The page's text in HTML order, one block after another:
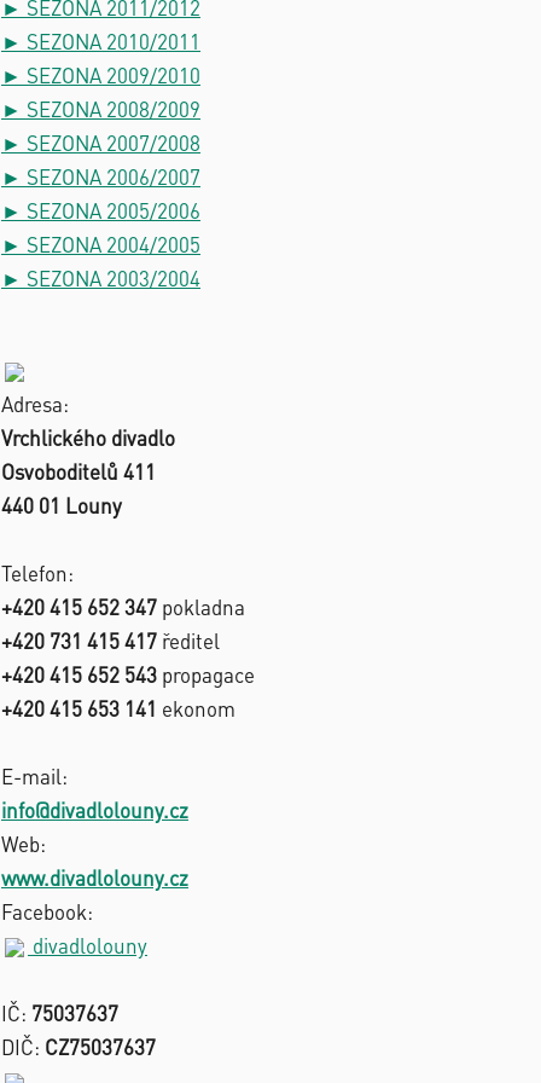
► SEZONA 2011/2012
► SEZONA 2010/2011
► SEZONA 2009/2010
► SEZONA 2008/2009
► SEZONA 2007/2008
► SEZONA 2006/2007
► SEZONA 2005/2006
► SEZONA 2004/2005
► SEZONA 2003/2004
Adresa:
Vrchlického divadlo
Osvoboditelů 411
440 01 Louny
Telefon:
+420 415 652 347 pokladna
+420 731 415 417 ředitel
+420 415 652 543 propagace
+420 415 653 141 ekonom
E-mail:
info@divadlolouny.cz
Web:
www.divadlolouny.cz
Facebook:
divadlolouny
IČ: 75037637
DIČ: CZ75037637